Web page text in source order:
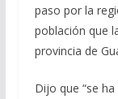
paso por la
población que
provincia de
Dijo que “se